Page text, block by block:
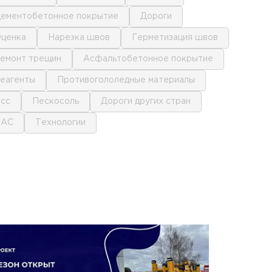
цементобетонное покрытие дороги
оценка нарезка швов герметизация швов
ремонт трещин асфальтобетонное покрытие
реагенты противогололедные материалы
псс пескосоль дороги других стран
БАС технологии